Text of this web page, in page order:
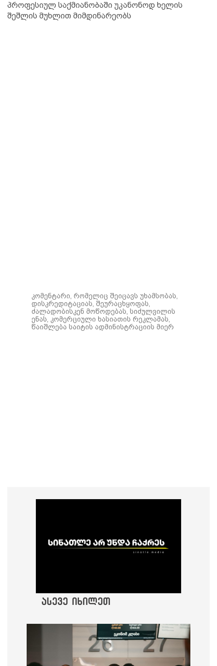
პროფესიულ საქმიანობაში უკანონოდ ხელის
შეშლის მუხლით მიმდინარეობს
კომენტარი, რომელიც შეიცავს უხამსობას,
დისკრედიტაციას, შეურაცხყოფას,
ძალადობისკენ მოწოდებას, სიძულვილის
ენას, კომერციული ხასიათის რეკლამას,
წაიშლება საიტის ადმინისტრაციის მიერ
ასევე იხილეთ